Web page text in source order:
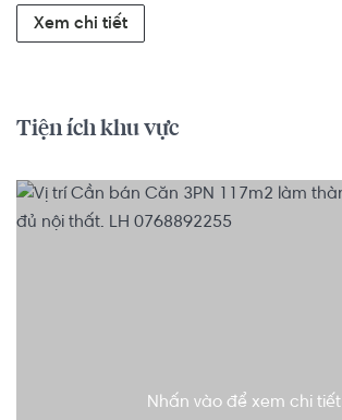
Xem chi tiết
Tiện ích khu vực
Nhấn vào để xem chi tiết